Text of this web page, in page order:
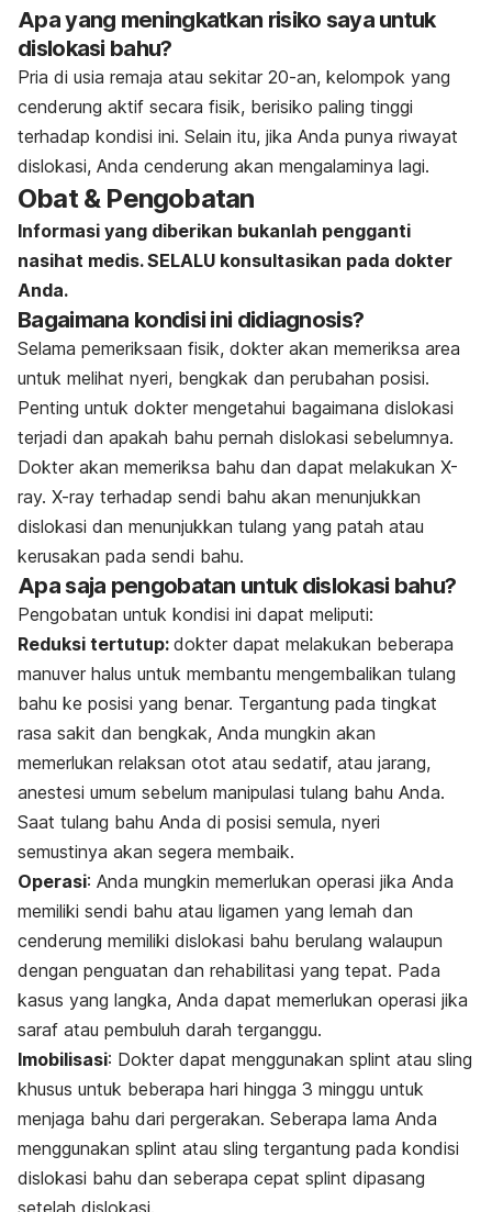
Apa yang meningkatkan risiko saya untuk
dislokasi bahu?
Pria di usia remaja atau sekitar 20-an, kelompok yang
cenderung aktif secara fisik, berisiko paling tinggi
terhadap kondisi ini. Selain itu, jika Anda punya riwayat
dislokasi, Anda cenderung akan mengalaminya lagi.
Obat & Pengobatan
Informasi yang diberikan bukanlah pengganti
nasihat medis. SELALU konsultasikan pada dokter
Anda.
Bagaimana kondisi ini didiagnosis?
Selama pemeriksaan fisik, dokter akan memeriksa area
untuk melihat nyeri, bengkak dan perubahan posisi.
Penting untuk dokter mengetahui bagaimana dislokasi
terjadi dan apakah bahu pernah dislokasi sebelumnya.
Dokter akan memeriksa bahu dan dapat melakukan X-
ray. X-ray terhadap sendi bahu akan menunjukkan
dislokasi dan menunjukkan tulang yang patah atau
kerusakan pada sendi bahu.
Apa saja pengobatan untuk dislokasi bahu?
Pengobatan untuk kondisi ini dapat meliputi:
Reduksi tertutup: dokter dapat melakukan beberapa
manuver halus untuk membantu mengembalikan tulang
bahu ke posisi yang benar. Tergantung pada tingkat
rasa sakit dan bengkak, Anda mungkin akan
memerlukan relaksan otot atau sedatif, atau jarang,
anestesi umum sebelum manipulasi tulang bahu Anda.
Saat tulang bahu Anda di posisi semula, nyeri
semustinya akan segera membaik.
Operasi: Anda mungkin memerlukan operasi jika Anda
memiliki sendi bahu atau ligamen yang lemah dan
cenderung memiliki dislokasi bahu berulang walaupun
dengan penguatan dan rehabilitasi yang tepat. Pada
kasus yang langka, Anda dapat memerlukan operasi jika
saraf atau pembuluh darah terganggu.
Imobilisasi: Dokter dapat menggunakan splint atau sling
khusus untuk beberapa hari hingga 3 minggu untuk
menjaga bahu dari pergerakan. Seberapa lama Anda
menggunakan splint atau sling tergantung pada kondisi
dislokasi bahu dan seberapa cepat splint dipasang